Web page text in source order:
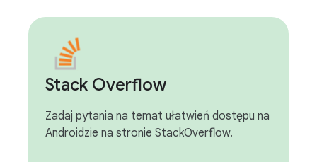
Stack Overflow
Zadaj pytania na temat ułatwień dostępu na
Androidzie na stronie StackOverflow.